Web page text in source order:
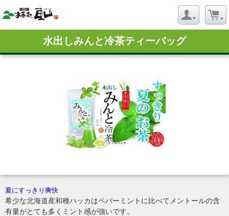
水出しみんと冷茶ティーバッグ
夏にすっきり爽快
希少な北海道産和種ハッカはペパーミントに比べてメントールの含
有量がとても多くミント感が強いです。